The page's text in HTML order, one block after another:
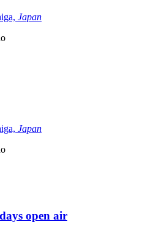
Japan
Japan
open air